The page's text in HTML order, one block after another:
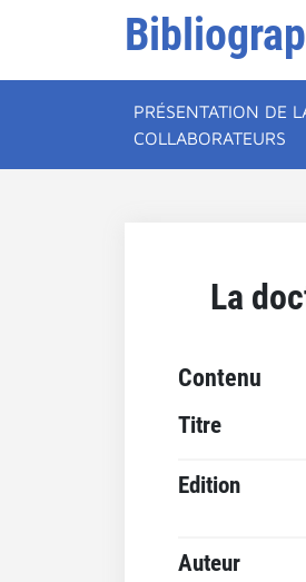
PRÉSENTATION DE
COLLABORATEURS
La
Contenu
Titre
Edition
Auteur